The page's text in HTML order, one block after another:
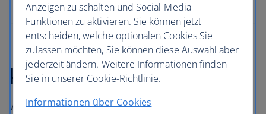
Kontaktaufnahme
Wenn Sie über ba.com gebucht haben, können Sie uns
Anzeigen zu schalten und Social-Media-
Funktionen zu aktivieren. Sie können jetzt
entscheiden, welche optionalen Cookies Sie
zulassen möchten, Sie können diese Auswahl aber
jederzeit ändern. Weitere Informationen finden
Sie in unserer Cookie-Richtlinie.
Informationen über Cookies